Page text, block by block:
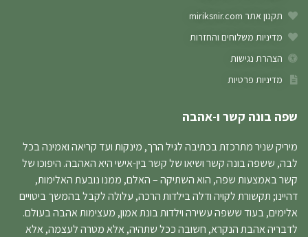
תקנון אתר miriksnir.com
מדיניות משלוחים והחזרות
הצהרת נגישות
מדיניות פרטיות
שפה בונה קשר ו-אהבה
מיריק שניר מתרכזת בכתיבה לגיל הרך, מינקות ועד קריאה ואמינה בכל
לבה, ששפה בונה קשר ושיאו של קשר בין-אישי היא האהבה. היפוכו של
קשר באמצעות שפה, הוא השתיקה – האלם, ממנו נובעת האלימות,
דהיינו; תקשורת לקויה ודלה בילדות הרכה, עלולה לקבל בהמשך ביטויים
אלימים, בעוד ששפה עשירה וילדות בונת אמון, מעצימות אהבה בעולם.
לדבריה אהבת הנקרא, חשובה ככל שתהיה, אלא מטרה לעצמה, אלא